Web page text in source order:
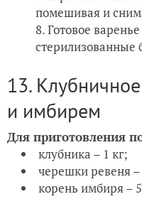
помешивая и
Готовое
стерилизованные
13.
и имбирем
Для приготовления
клубника – 1 кг;
черешки ревеня –
корень имбиря –